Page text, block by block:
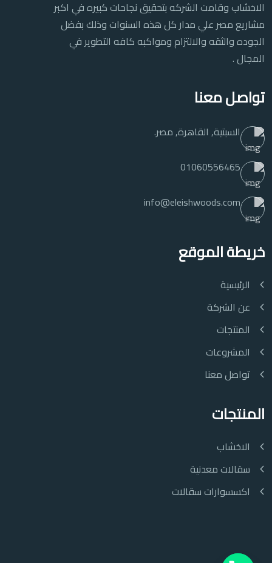
الاخشاب وقامت الشركه بتحقيق نجاحات كبيره في اكبر
مشاريع مصر علي مدار كل هذه السنوات وذلك بفضل
الجوده والثقه والالتزام ومواكبه كافه التطوير في
المجال .
تواصل معنا
السبتية, القاهرة, مصر.
01060556465
info@eleishwoods.com
خريطة الموقع
الرئيسية
عن الشركة
المنتجات
المشروعات
تواصل معنا
المنتجات
الاخشاب
سقالات معدنية
اكسسوارات سقالات